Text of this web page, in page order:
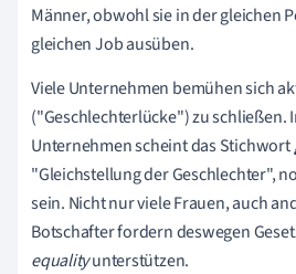
Männer, obwohl sie in der gleichen
gleichen Job ausüben.
Viele Unternehmen bemühen sich
("Geschlechterlücke") zu schließen.
Unternehmen scheint das Stichwort
"Gleichstellung der Geschlechter",
sein. Nicht nur viele Frauen, auch
Botschafter fordern deswegen
equalityunterstützen.